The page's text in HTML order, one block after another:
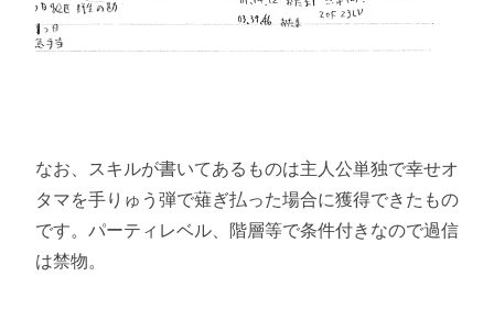
なお、スキルが書いてあるものは主人公単独で幸せオ
タマを手りゅう弾で薙ぎ払った場合に獲得できたもの
です。パーティレベル、階層等で条件付きなので過信
は禁物。